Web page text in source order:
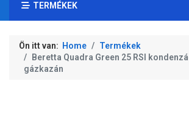
TERMÉKEK
Ön itt van: Home
Termékek
Beretta Quadra Green 25 RSI
gázkazán